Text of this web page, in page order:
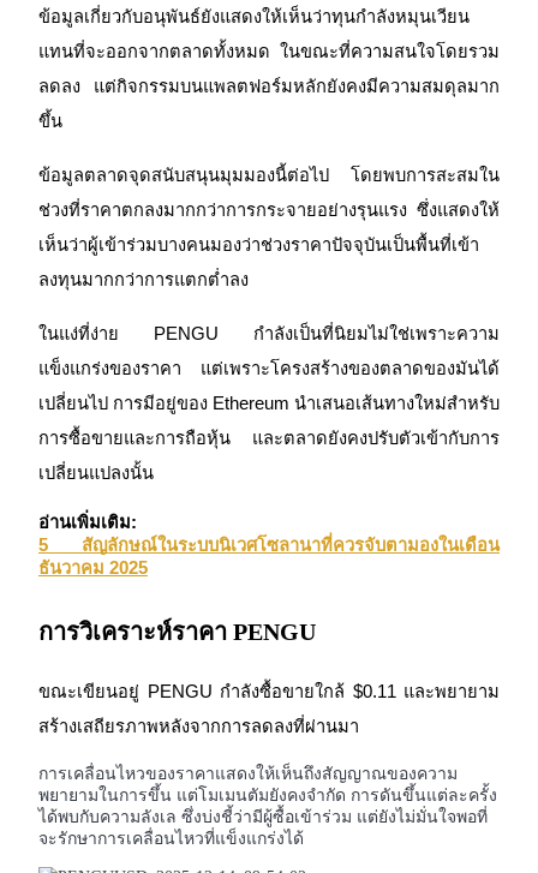
เพลิดเพลินกับการแบ่งปันผลกำไรและค่าคอมมิชชั่นการคัด
ลอกการซื้อขาย
ข้อมูล
การวิเคราะห์ข้อมูลขนาดใหญ่ รวมถึงข้อมูลการค้า ฯลฯ
คู่มือเริ่มต้นฟิวเจอร์ส
ข้อมูลเกี่ยวกับอนุพันธ์ยังแสดงให้เห็นว่าทุนกำลังหมุนเวียน
แทนที่จะออกจากตลาดทั้งหมด ในขณะที่ความสนใจโดยรวม
ลดลง แต่กิจกรรมบนแพลตฟอร์มหลักยังคงมีความสมดุลมาก
ขึ้น
ข้อมูลตลาดจุดสนับสนุนมุมมองนี้ต่อไป โดยพบการสะสมใน
ช่วงที่ราคาตกลงมากกว่าการกระจายอย่างรุนแรง ซึ่งแสดงให้
เห็นว่าผู้เข้าร่วมบางคนมองว่าช่วงราคาปัจจุบันเป็นพื้นที่เข้า
ลงทุนมากกว่าการแตกต่ำลง
ในแง่ที่ง่าย PENGU กำลังเป็นที่นิยมไม่ใช่เพราะความ
แข็งแกร่งของราคา แต่เพราะโครงสร้างของตลาดของมันได้
เปลี่ยนไป การมีอยู่ของ Ethereum นำเสนอเส้นทางใหม่สำหรับ
การซื้อขายและการถือหุ้น และตลาดยังคงปรับตัวเข้ากับการ
เปลี่ยนแปลงนั้น
อ่านเพิ่มเติม:
5 สัญลักษณ์ในระบบนิเวศโซลานาที่ควรจับตามองในเดือน
การวิเคราะห์ราคา PENGU
ขณะเขียนอยู่ PENGU กำลังซื้อขายใกล้ $0.11 และพยายาม
สร้างเสถียรภาพหลังจากการลดลงที่ผ่านมา
การเคลื่อนไหวของราคาแสดงให้เห็นถึงสัญญาณของความ
พยายามในการขึ้น แต่โมเมนตัมยังคงจำกัด การดันขึ้นแต่ละครั้ง
ได้พบกับความลังเล ซึ่งบ่งชี้ว่ามีผู้ซื้อเข้าร่วม แต่ยังไม่มั่นใจพอที่
จะรักษาการเคลื่อนไหวที่แข็งแกร่งได้